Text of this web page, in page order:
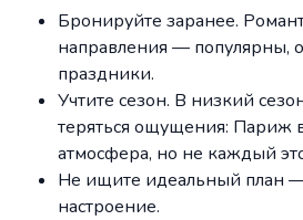
Бронируйте заранее.
направления — популярны,
праздники.
Учтите сезон. В низкий
теряться ощущения:
атмосфера, но не каждый
Не ищите идеальный план
настроение.